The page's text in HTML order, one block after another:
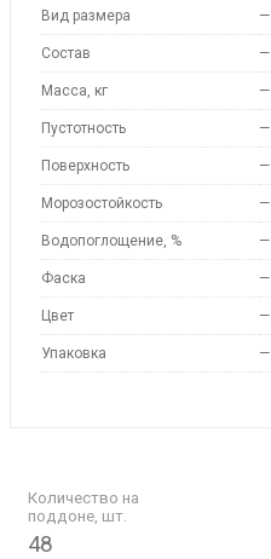
Вид размера —
Состав —
Масса, кг —
Пустотность —
Поверхность —
Морозостойкость —
Водопоглощение, % —
Фаска —
Цвет —
Упаковка —
Количество на
поддоне, шт.
48